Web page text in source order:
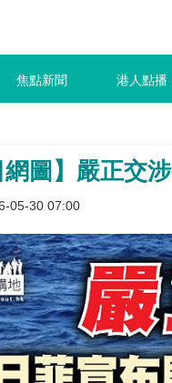
焦點新聞 港人點播
網圖】嚴正交涉
05-30 07:00